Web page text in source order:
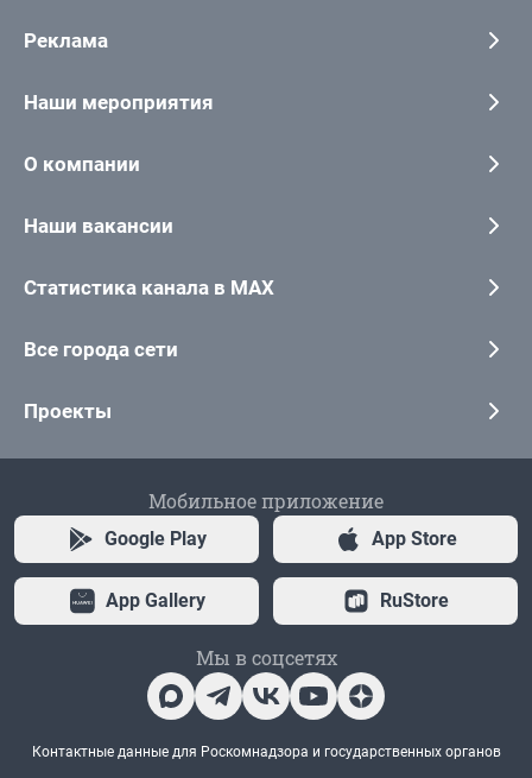
Реклама
Наши мероприятия
О компании
Наши вакансии
Статистика канала в MAX
Все города сети
Проекты
Мобильное приложение
Google Play App Store
App Gallery RuStore
Мы в соцсетях
Контактные данные для Роскомнадзора и государственных органов